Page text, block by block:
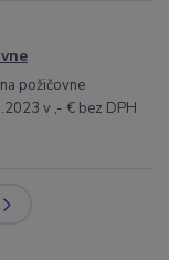
požičovne
v ,- € bez DPH